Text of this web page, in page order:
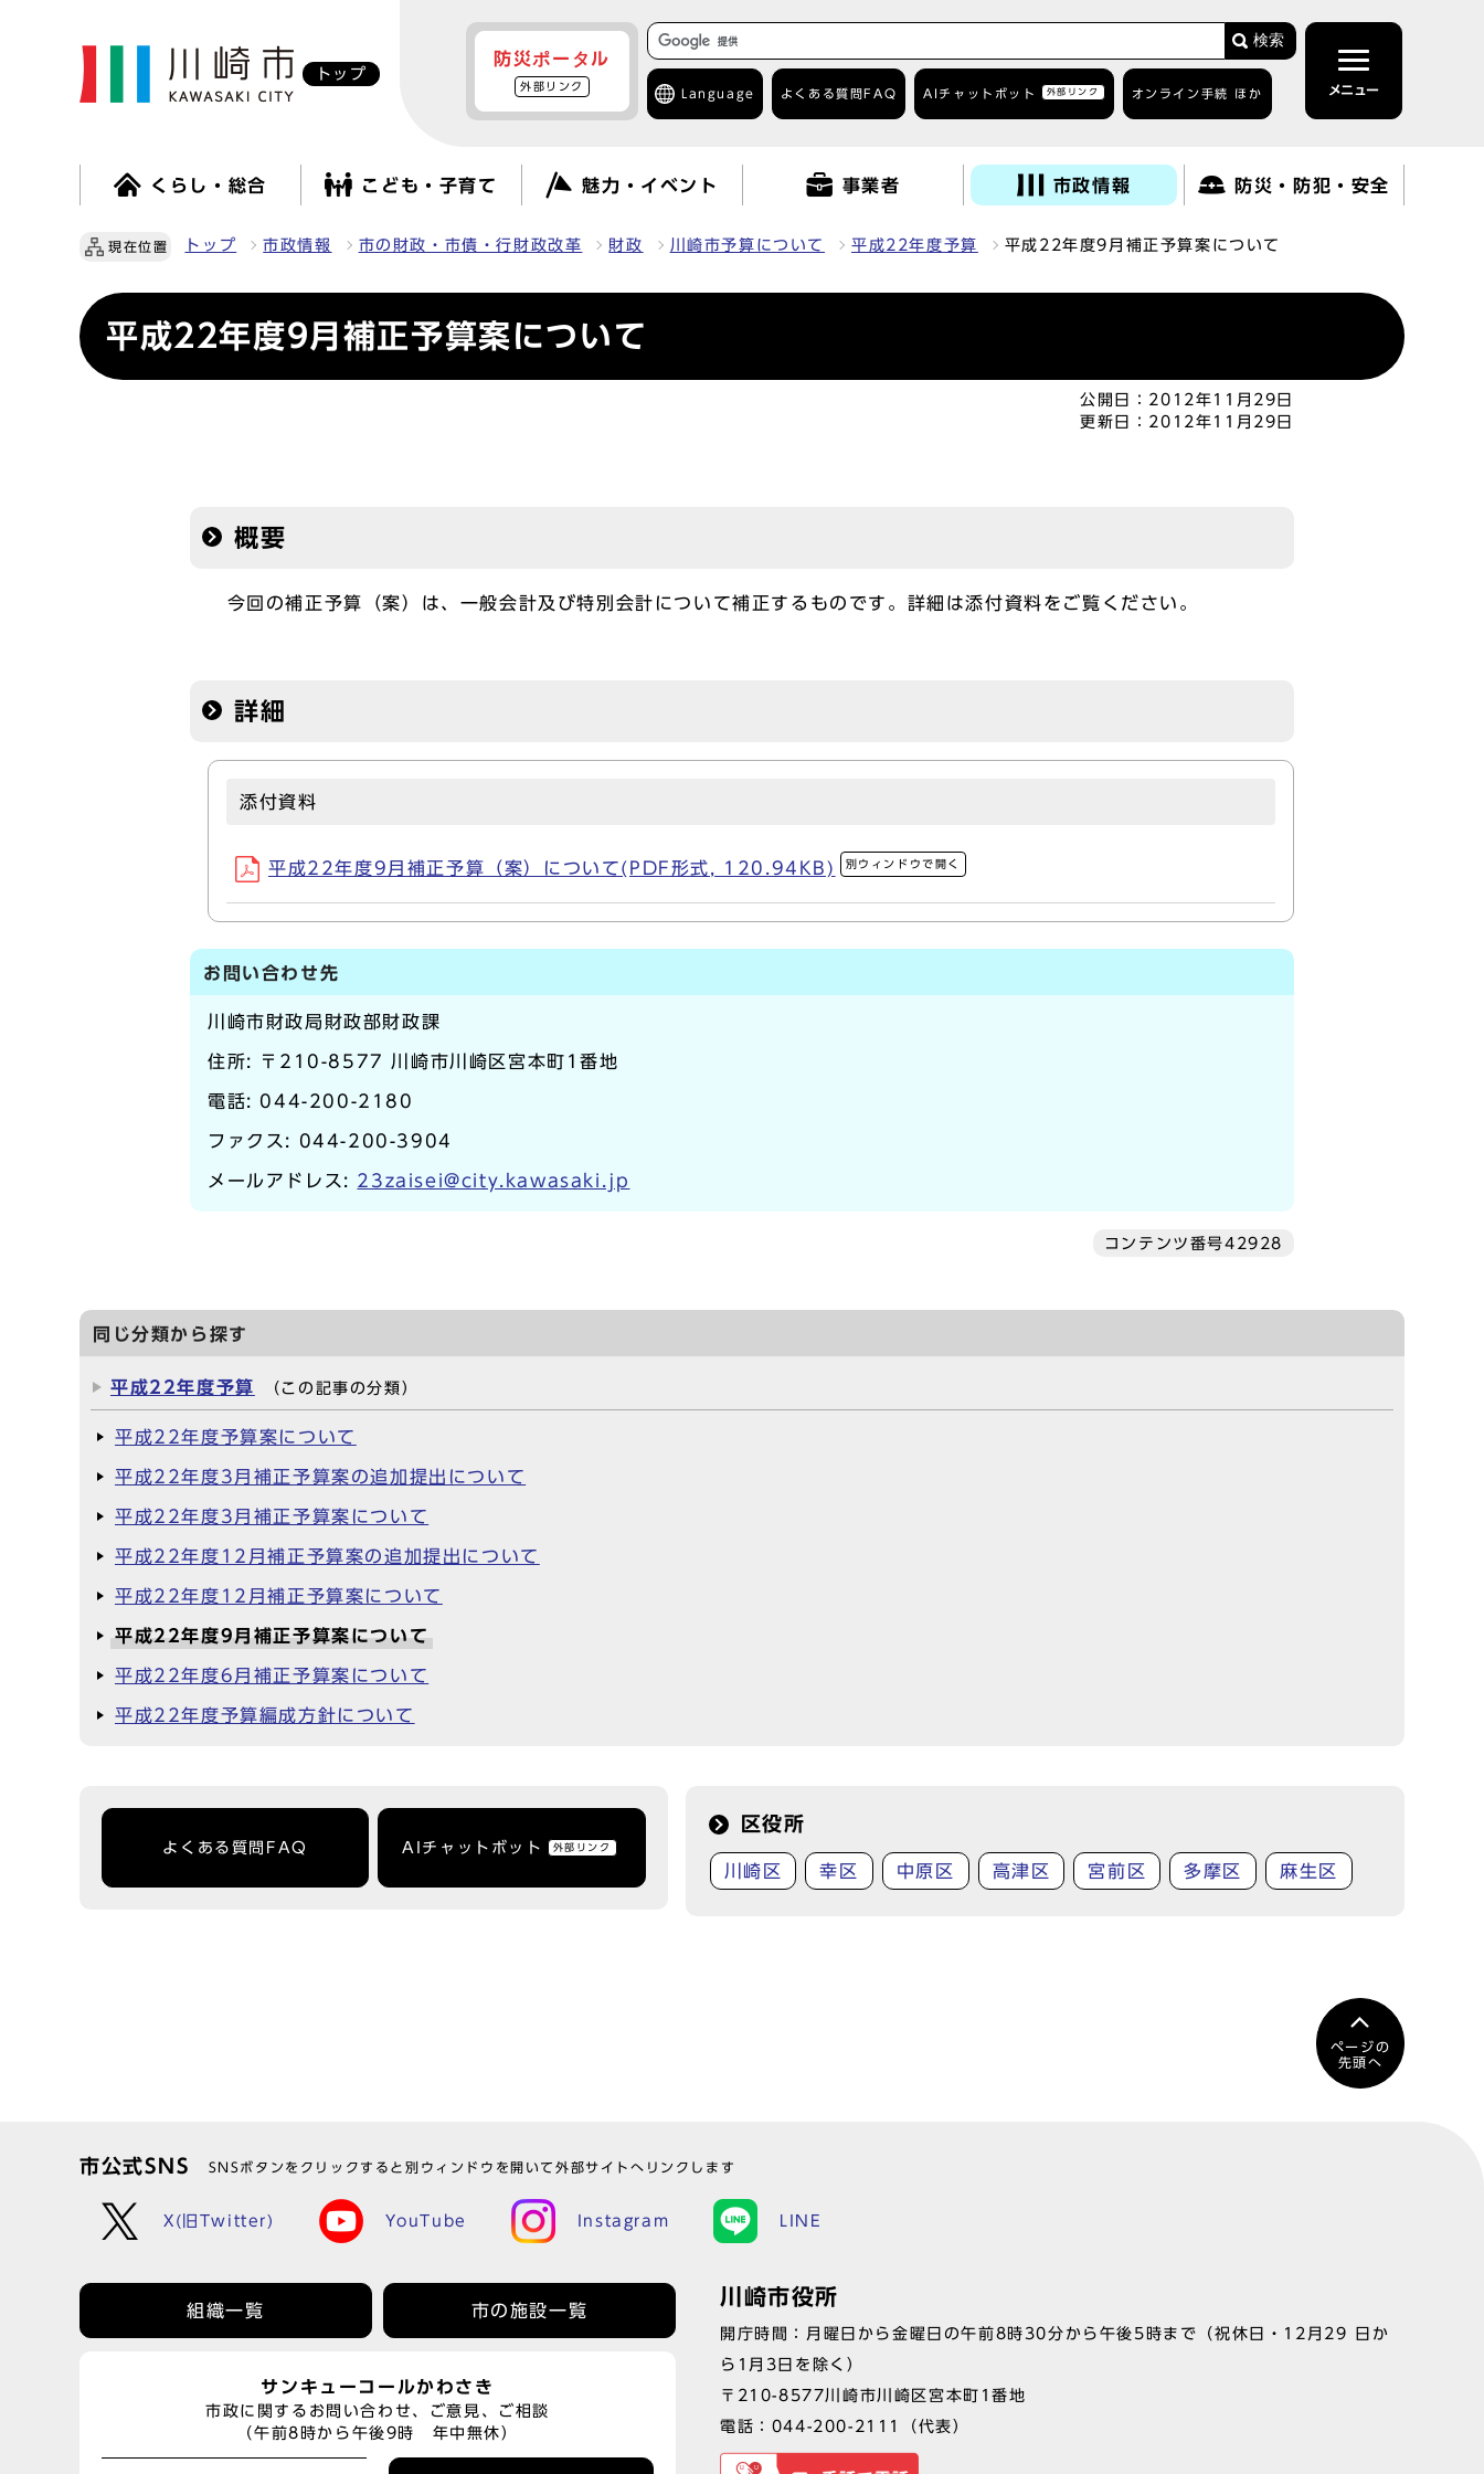
トップ
防災ポータル
外部リンク
検索
Language よくある質問 FAQ AIチャットボット 外部リンク オンライン手続 ほか メニュー
くらし・総合 こども・子育て 魅力・イベント 事業者 市政情報 防災・防犯・安全
現在位置 トップ 市政情報 市の財政・市債・行財政改革 財政 川崎市予算について 平成22年度予算 平成22年度9月補正予算案について
平成22年度9月補正予算案について
公開日： 2012年11月29日
更新日： 2012年11月29日
概要
今回の補正予算（案）は、一般会計及び特別会計について補正するものです。詳細は添付資料をご覧ください。
詳細
添付資料
平成22年度9月補正予算（案）について(PDF形式, 120.94KB) 別ウィンドウで開く
お問い合わせ先
川崎市財政局財政部財政課
住所: 〒210-8577 川崎市川崎区宮本町1番地
電話: 044-200-2180
ファクス: 044-200-3904
メールアドレス: 23zaisei@city.kawasaki.jp
コンテンツ番号42928
同じ分類から探す
平成22年度予算 （この記事の分類）
平成22年度予算案について
平成22年度3月補正予算案の追加提出について
平成22年度3月補正予算案について
平成22年度12月補正予算案の追加提出について
平成22年度12月補正予算案について
平成22年度9月補正予算案について
平成22年度6月補正予算案について
平成22年度予算編成方針について
よくある質問FAQ AIチャットボット 外部リンク
区役所
川崎区 幸区 中原区 高津区 宮前区 多摩区 麻生区
ページの
先頭へ
市公式SNS SNSボタンをクリックすると別ウィンドウを開いて外部サイトへリンクします
X(旧Twitter) YouTube Instagram LINE
組織一覧 市の施設一覧
サンキューコールかわさき
市政に関するお問い合わせ、ご意見、ご相談
（午前8時から午後9時 年中無休）
川崎市役所
開庁時間：月曜日から金曜日の午前8時30分から午後5時まで（祝休日・12月29 日か
ら1月3日を除く）
〒210-8577川崎市川崎区宮本町1番地
電話： 044-200-2111 （代表）